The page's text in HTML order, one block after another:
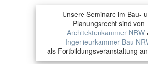
Unsere Seminare im Bau-
Planungsrecht sind von
Architektenkammer NRW
Ingenieurkammer-Bau
als Fortbildungsveranstaltung